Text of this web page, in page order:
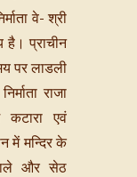
वे- श्री
है। प्राचीन
पर लाडली
राजा
कटारा एवं
में मन्दिर के
और सेठ